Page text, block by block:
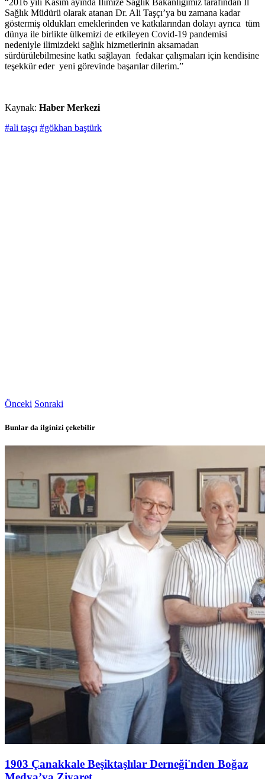
“2016 yılı Kasım ayında İlimize Sağlık Bakanlığımız tarafından İl
Sağlık Müdürü olarak atanan Dr. Ali Taşçı’ya bu zamana kadar
göstermiş oldukları emeklerinden ve katkılarından dolayı ayrıca tüm
dünya ile birlikte ülkemizi de etkileyen Covid-19 pandemisi
nedeniyle ilimizdeki sağlık hizmetlerinin aksamadan
sürdürülebilmesine katkı sağlayan fedakar çalışmaları için kendisine
teşekkür eder yeni görevinde başarılar dilerim.”
Kaynak: Haber Merkezi
#ali taşçı #gökhan baştürk
Önceki Sonraki
Bunlar da ilginizi çekebilir
1903 Çanakkale Beşiktaşlılar Derneği'nden Boğaz